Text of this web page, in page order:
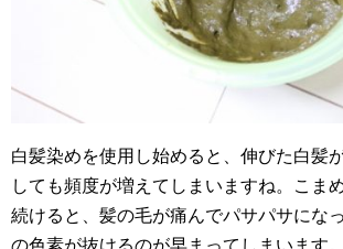
白髪染めを使用し始めると、伸びた白髪
しても頻度が増えてしまいますね。こま
続けると、髪の毛が痛んでパサパサにな
の色素が抜けるのが早まってしまいます。